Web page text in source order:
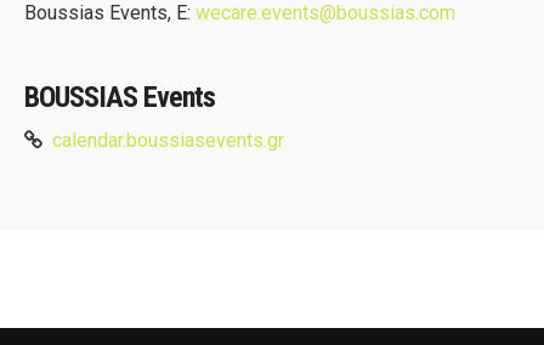
Boussias Events, Ε: wecare.events@boussias.com
BOUSSIAS Events
calendar.boussiasevents.gr